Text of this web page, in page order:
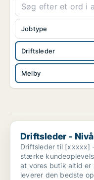
Driftsleder
Melby
Jobtype
Driftsleder - Nivå
Driftsleder - Nivå
Driftsleder til [xxxxx]
stærke
at vores butik altid er
leverer den bedste